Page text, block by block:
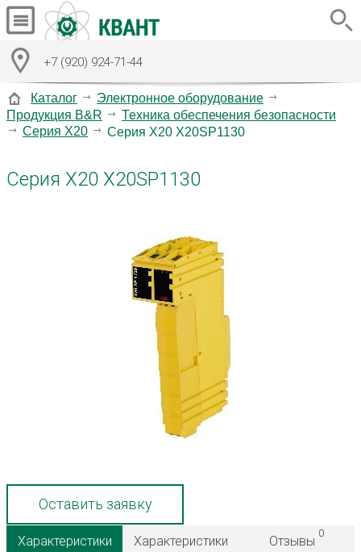
+7 (920) 924-71-44
Каталог
Электронное оборудование
Продукция B&R
Техника обеспечения безопасности
Серия X20
Серия X20 X20SP1130
Серия X20 X20SP1130
Оставить заявку
Характеристики Характеристики Отзывы
0